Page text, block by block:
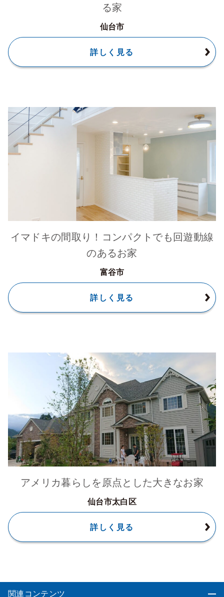
る家
仙台市
詳しく見る
イマドキの間取り！コンパクトでも回遊動線
のあるお家
富谷市
詳しく見る
アメリカ暮らしを原点とした大きなお家
仙台市太白区
詳しく見る
関連コンテンツ